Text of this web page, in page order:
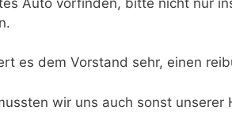
es dem Vorstand sehr, einen
wir uns auch sonst